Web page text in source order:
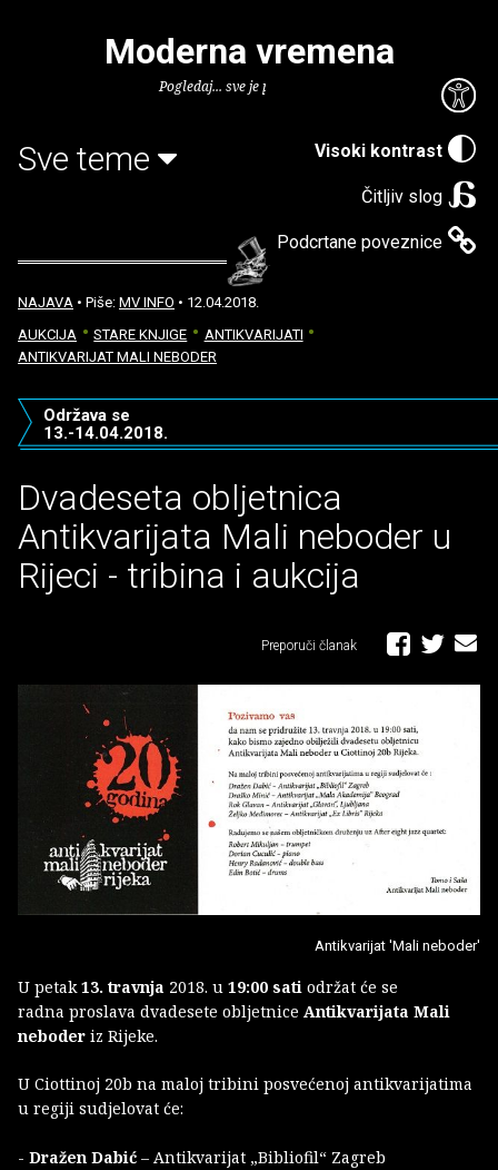
Visoki kontrast
Čitljiv slog
Podcrtane poveznice
Moderna vremena
Pogledaj... sve je puno knjiga.
Sve teme
NAJAVA • Piše: MV INFO • 12.04.2018.
AUKCIJA
STARE KNJIGE
ANTIKVARIJATI
ANTIKVARIJAT MALI NEBODER
Dvadeseta obljetnica
Antikvarijata Mali neboder u
Rijeci - tribina i aukcija
Održava se
13.-14.04.2018.
Preporuči članak
Antikvarijat 'Mali neboder'
U petak13. travnja 2018. u 19:00 sati održat će se
radna proslava dvadesete obljetnice Antikvarijata Mali
neboder iz Rijeke.
U Ciottinoj 20b na maloj tribini posvećenoj antikvarijatima
u regiji sudjelovat će:
- Dražen Dabić – Antikvarijat „Bibliofil“ Zagreb